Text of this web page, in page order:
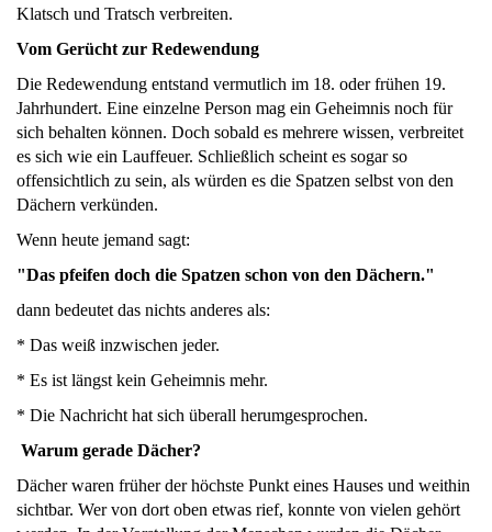
Klatsch und Tratsch verbreiten.
Vom Gerücht zur Redewendung
Die Redewendung entstand vermutlich im 18. oder frühen 19.
Jahrhundert. Eine einzelne Person mag ein Geheimnis noch für
sich behalten können. Doch sobald es mehrere wissen, verbreitet
es sich wie ein Lauffeuer. Schließlich scheint es sogar so
offensichtlich zu sein, als würden es die Spatzen selbst von den
Dächern verkünden.
Wenn heute jemand sagt:
"Das pfeifen doch die Spatzen schon von den Dächern."
dann bedeutet das nichts anderes als:
* Das weiß inzwischen jeder.
* Es ist längst kein Geheimnis mehr.
* Die Nachricht hat sich überall herumgesprochen.
Warum gerade Dächer?
Dächer waren früher der höchste Punkt eines Hauses und weithin
sichtbar. Wer von dort oben etwas rief, konnte von vielen gehört